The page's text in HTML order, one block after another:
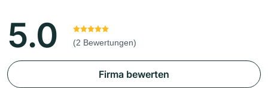
5.0 (2 Bewertungen)
Firma bewerten